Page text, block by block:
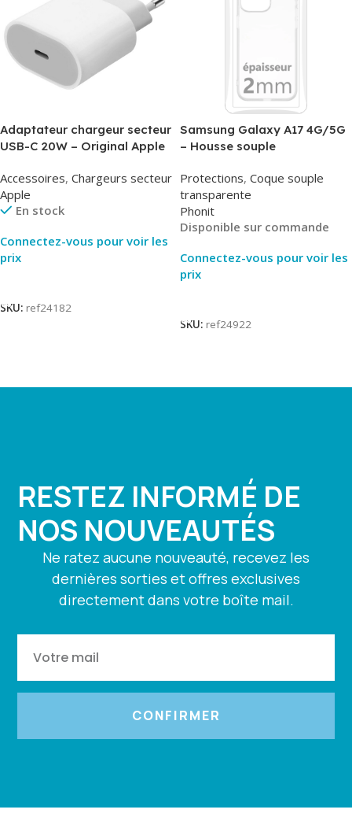
Adaptateur chargeur secteur
USB-C 20W – Original Apple
Accessoires, Chargeurs secteur
Apple
En stock
Connectez-vous pour voir les
prix
SKU: ref24182
Samsung Galaxy A17 4G/5G
– Housse souple
Protections, Coque souple
transparente
Phonit
Disponible sur commande
Connectez-vous pour voir les
prix
SKU: ref24922
RESTEZ INFORMÉ DE
NOS NOUVEAUTÉS
Ne ratez aucune nouveauté, recevez les
dernières sorties et offres exclusives
directement dans votre boîte mail.
CONFIRMER